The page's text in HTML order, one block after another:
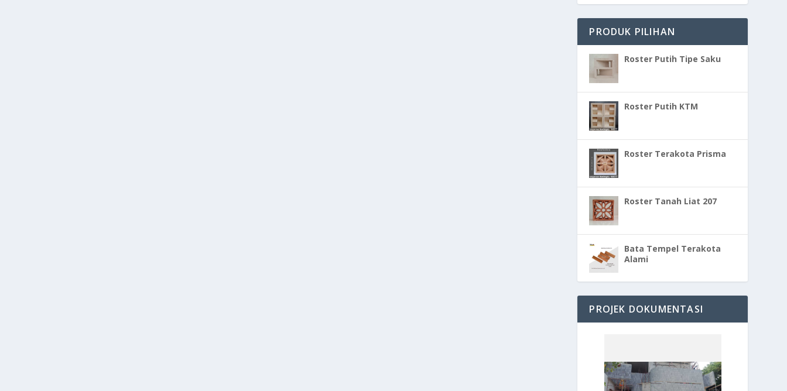
PRODUK PILIHAN
Roster Putih Tipe Saku
Roster Putih KTM
Roster Terakota Prisma
Roster Tanah Liat 207
Bata Tempel Terakota
Alami
PROJEK DOKUMENTASI